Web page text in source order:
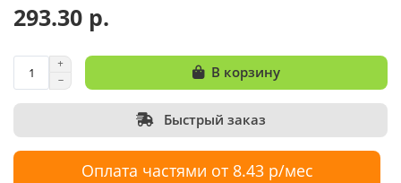
293.30 р.
В корзину
Быстрый заказ
Оплата частями от 8.43 р/мес